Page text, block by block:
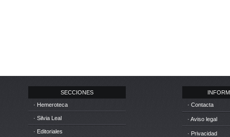
SECCIONES
· Hemeroteca
· Silvia Leal
· Editoriales
· Contacta
· Aviso legal
· Privacidad